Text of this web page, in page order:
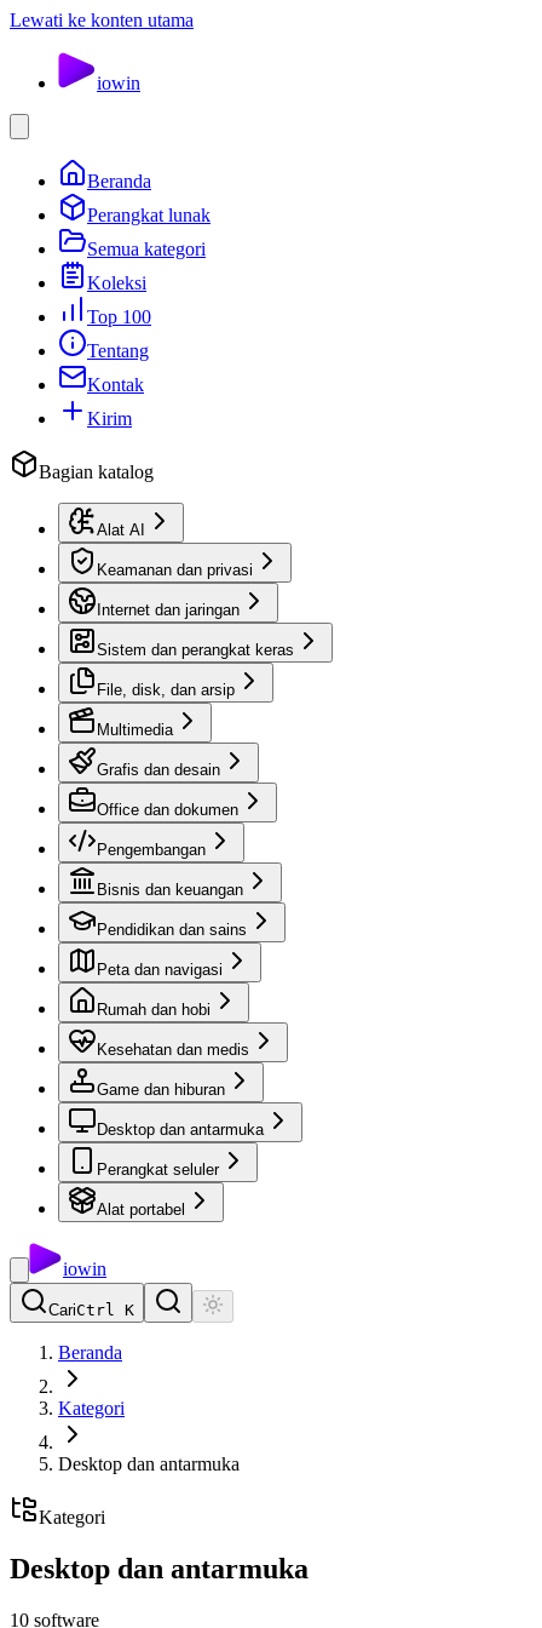
Lewati ke konten utama
iowin
Beranda
Perangkat lunak
Semua kategori
Koleksi
Top 100
Tentang
Kontak
Kirim
Bagian katalog
Alat AI
Keamanan dan privasi
Internet dan jaringan
Sistem dan perangkat keras
File, disk, dan arsip
Multimedia
Grafis dan desain
Office dan dokumen
Pengembangan
Bisnis dan keuangan
Pendidikan dan sains
Peta dan navigasi
Rumah dan hobi
Kesehatan dan medis
Game dan hiburan
Desktop dan antarmuka
Perangkat seluler
Alat portabel
iowin
CariCtrl K
Beranda
Kategori
Desktop dan antarmuka
Kategori
Desktop dan antarmuka
10 software